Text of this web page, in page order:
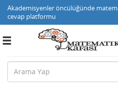
Akademisyenler öncülüğünde
cevap platformu
Toggle